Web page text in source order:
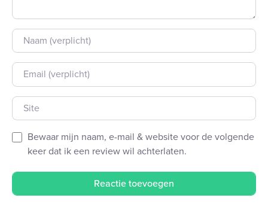
Naam
E-mail
Site
Bewaar mijn naam, e-mail & website voor de volgende
keer dat ik een review wil achterlaten.